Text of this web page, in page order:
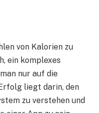
von Kalorien zu
ein komplexes
nur auf die
liegt darin, den
zu verstehen und